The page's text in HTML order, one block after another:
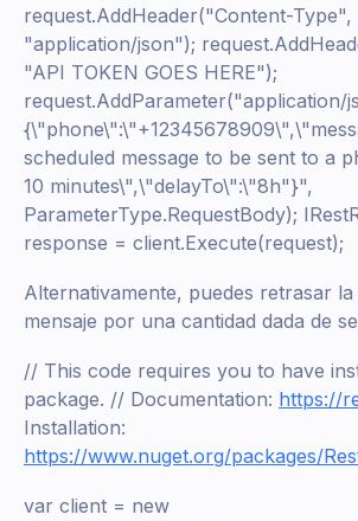
request.AddHeader("Content-Type",
"application/json");
"API TOKEN GOES HERE");
request.AddParameter("application/
scheduled message to be sent to a
10 minutes\",\"delayTo\":\"8h"}",
ParameterType.RequestBody);
response = client.Execute(request);
Alternativamente, puedes retrasar la
mensaje por una cantidad dada de
// This code requires you to have
package. // Documentation: https://
Installation:
https://www.nuget.org/packages/
var client = new